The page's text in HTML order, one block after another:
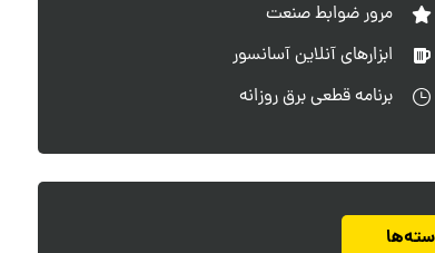
مرور ضوابط صنعت
ابزارهای آنلاین آسانسور
برنامه قطعی برق روزانه